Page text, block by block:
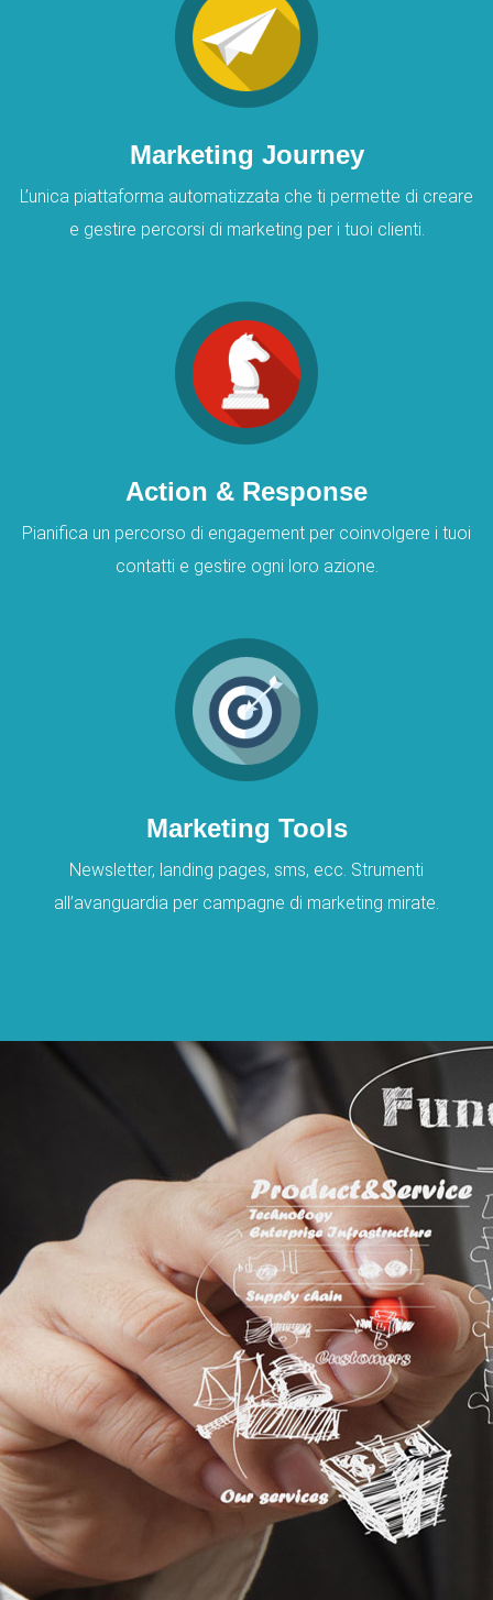
Marketing Journey
L’unica piattaforma automatizzata che ti permette di creare
e gestire percorsi di marketing per i tuoi clienti.
Action & Response
Pianifica un percorso di engagement per coinvolgere i tuoi
contatti e gestire ogni loro azione.
Marketing Tools
Newsletter, landing pages, sms, ecc. Strumenti
all’avanguardia per campagne di marketing mirate.